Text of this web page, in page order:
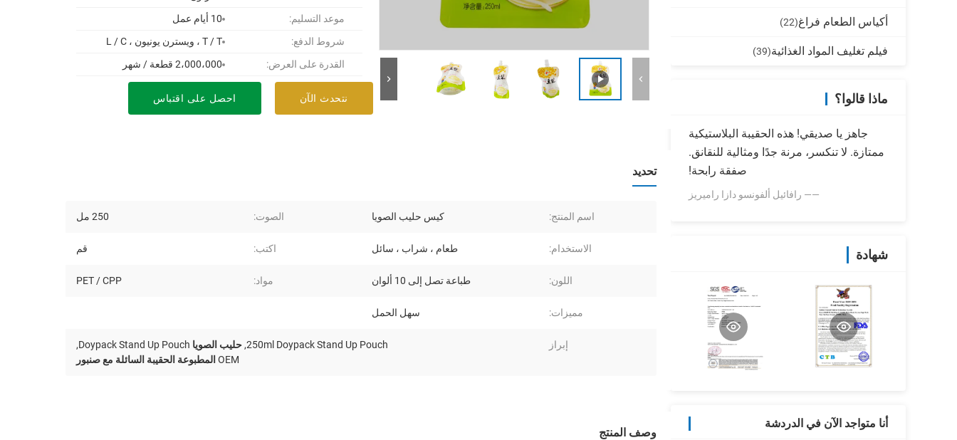
أكياس الطعام فراغ(22)
فيلم تغليف المواد الغذائية(39)
ماذا قالوا؟
جاهز يا صديقي! هذه الحقيبة البلاستيكية
ممتازة. لا تنكسر، مرنة جدًا ومثالية للنقانق.
صفقة رابحة!
—— رافائيل ألفونسو دازا راميريز
شهادة
أنا متواجد الآن في الدردشة
موعد التسليم:
10 أيام عمل
شروط الدفع:
T / T ، ويسترن يونيون ، L / C
القدرة على العرض:
2،000،000 قطعة / شهر
نتحدث الآن احصل على اقتباس
تحديد
اسم المنتج: كيس حليب الصويا الصوت: 250 مل
الاستخدام: طعام ، شراب ، سائل اكتب: قم
اللون: طباعة تصل إلى 10 ألوان مواد: PET / CPP
مميزات: سهل الحمل
إبراز 250ml Doypack Stand Up Pouch
, حليب الصويا Doypack Stand Up Pouch
,
OEM المطبوعة الحقيبة السائلة مع صنبور
وصف المنتج